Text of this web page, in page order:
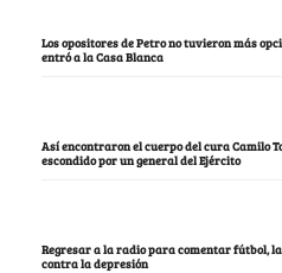
Los opositores de Petro no tuvieron más
entró a la Casa Blanca
Así encontraron el cuerpo del cura Camilo
escondido por un general del Ejército
Regresar a la radio para comentar fútbol,
contra la depresión